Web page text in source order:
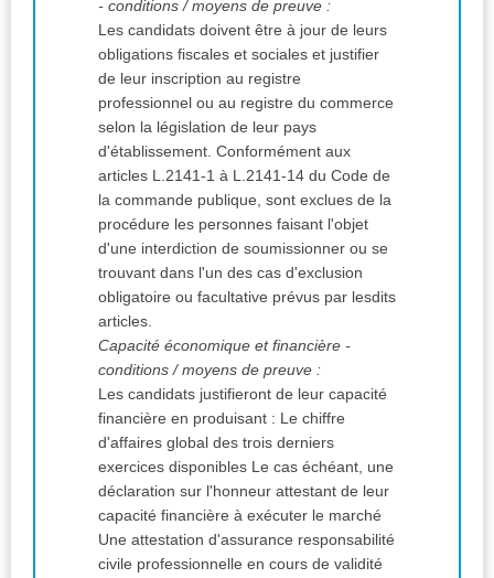
- conditions / moyens de preuve :
Les candidats doivent être à jour de leurs
obligations fiscales et sociales et justifier
de leur inscription au registre
professionnel ou au registre du commerce
selon la législation de leur pays
d'établissement. Conformément aux
articles L.2141-1 à L.2141-14 du Code de
la commande publique, sont exclues de la
procédure les personnes faisant l'objet
d'une interdiction de soumissionner ou se
trouvant dans l'un des cas d'exclusion
obligatoire ou facultative prévus par lesdits
articles.
Capacité économique et financière -
conditions / moyens de preuve :
Les candidats justifieront de leur capacité
financière en produisant : Le chiffre
d'affaires global des trois derniers
exercices disponibles Le cas échéant, une
déclaration sur l'honneur attestant de leur
capacité financière à exécuter le marché
Une attestation d'assurance responsabilité
civile professionnelle en cours de validité